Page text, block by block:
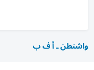
واشنطن ـ أ ف ب